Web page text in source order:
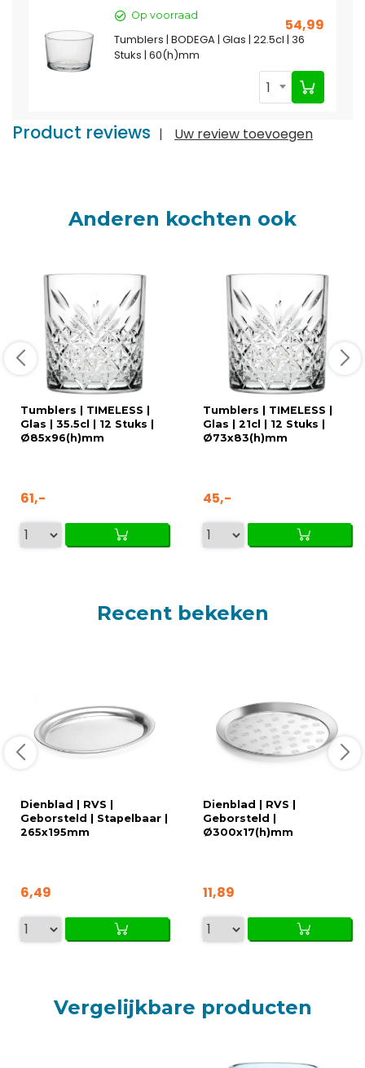
Op voorraad
54,99
Tumblers | BODEGA | Glas | 22.5cl | 36
Stuks | 60(h)mm
1
Product reviews | Uw review toevoegen
Anderen kochten ook
Tumblers | TIMELESS |
Glas | 35.5cl | 12 Stuks |
Ø85x96(h)mm
61,-
Tumblers | TIMELESS |
Glas | 21cl | 12 Stuks |
Ø73x83(h)mm
45,-
Recent bekeken
Dienblad | RVS |
Geborsteld | Stapelbaar |
265x195mm
6,49
Dienblad | RVS |
Geborsteld |
Ø300x17(h)mm
11,89
Vergelijkbare producten